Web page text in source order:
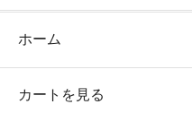
ホーム
カートを見る